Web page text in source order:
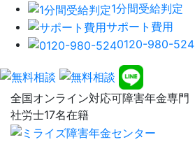
1分間受給判定
サポート費用
0120-980-524
全国オンライン対応可障害年金専門
社労士17名在籍